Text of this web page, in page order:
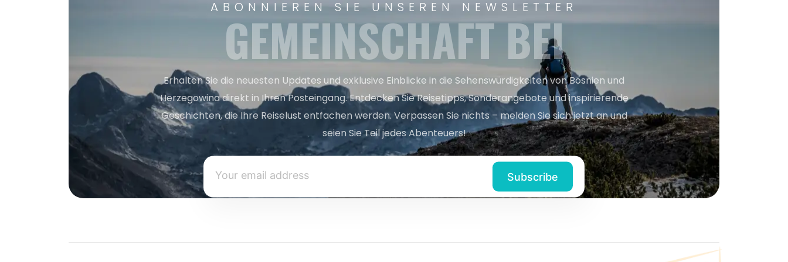
ABONNIEREN SIE UNSEREN NEWSLETTER
GEMEINSCHAFT BEI
Erhalten Sie die neuesten Updates und exklusive Einblicke in die Sehenswürdigkeiten von Bosnien und
Herzegowina direkt in Ihren Posteingang. Entdecken Sie Reisetipps, Sonderangebote und inspirierende
Geschichten, die Ihre Reiselust entfachen werden. Verpassen Sie nichts – melden Sie sich jetzt an und
seien Sie Teil jedes Abenteuers!